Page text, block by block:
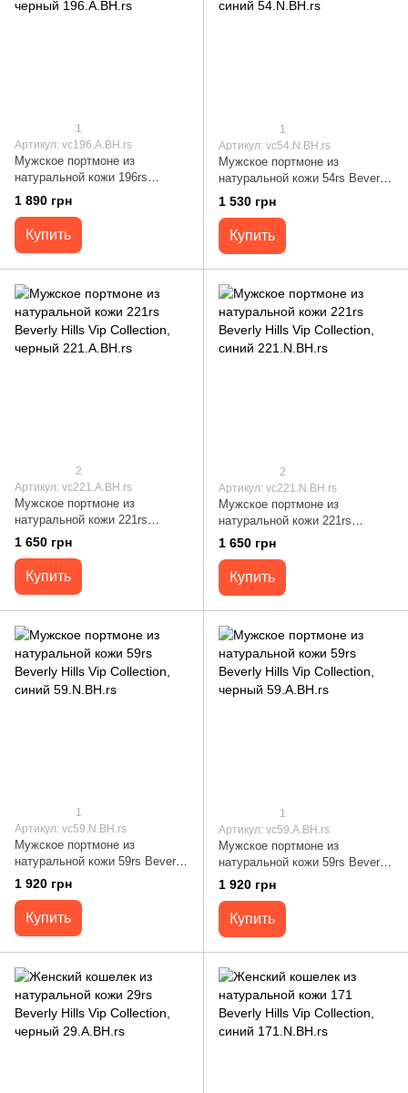
1
Артикул: vc196.A.BH.rs
Мужское портмоне из
натуральной кожи 196rs
Beverly Hills Vip Collection,
черный 196.A.BH.rs
1 890 грн
Купить
1
Артикул: vc54.N.BH.rs
Мужское портмоне из
натуральной кожи 54rs Beverly
Hills Vip Collection, синий
54.N.BH.rs
1 530 грн
Купить
2
Артикул: vc221.A.BH.rs
Мужское портмоне из
натуральной кожи 221rs
Beverly Hills Vip Collection,
черный 221.A.BH.rs
1 650 грн
Купить
2
Артикул: vc221.N.BH.rs
Мужское портмоне из
натуральной кожи 221rs
Beverly Hills Vip Collection,
синий 221.N.BH.rs
1 650 грн
Купить
1
Артикул: vc59.N.BH.rs
Мужское портмоне из
натуральной кожи 59rs Beverly
Hills Vip Collection, синий
59.N.BH.rs
1 920 грн
Купить
1
Артикул: vc59.A.BH.rs
Мужское портмоне из
натуральной кожи 59rs Beverly
Hills Vip Collection, черный
59.A.BH.rs
1 920 грн
Купить